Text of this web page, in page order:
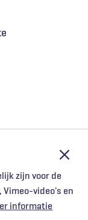
zijn voor de
video's en
informatie